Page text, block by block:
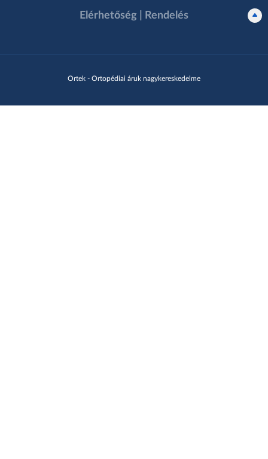
Ortek - Ortopédiai áruk nagykereskedelme
Elérhetőség | Rendelés